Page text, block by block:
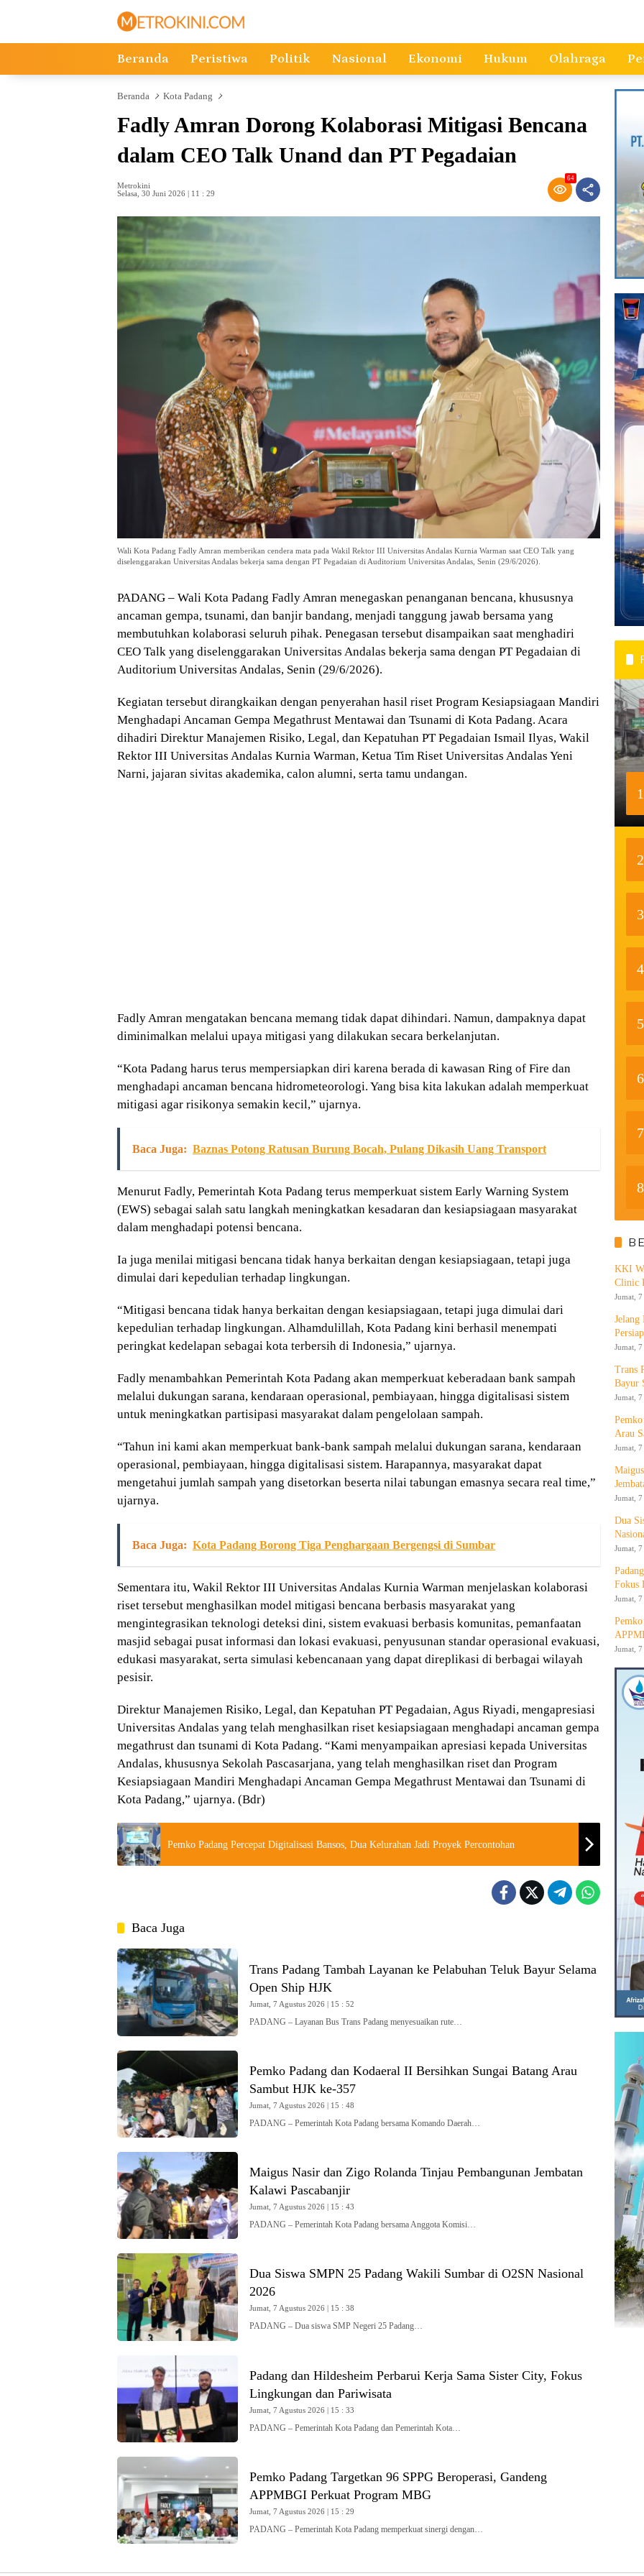
Beranda Peristiwa Politik Nasional Ekonomi Hukum Olahraga
Beranda Kota Padang
Fadly Amran Dorong Kolaborasi Mitigasi Bencana
dalam CEO Talk Unand dan PT Pegadaian
Metrokini
Selasa, 30 Juni 2026 | 11 : 29
64
Wali Kota Padang Fadly Amran memberikan cendera mata pada Wakil Rektor III Universitas Andalas Kurnia Warman saat CEO Talk yang
diselenggarakan Universitas Andalas bekerja sama dengan PT Pegadaian di Auditorium Universitas Andalas, Senin (29/6/2026).
PADANG – Wali Kota Padang Fadly Amran menegaskan penanganan bencana, khususnya
ancaman gempa, tsunami, dan banjir bandang, menjadi tanggung jawab bersama yang
membutuhkan kolaborasi seluruh pihak. Penegasan tersebut disampaikan saat menghadiri
CEO Talk yang diselenggarakan Universitas Andalas bekerja sama dengan PT Pegadaian di
Auditorium Universitas Andalas, Senin (29/6/2026).
Kegiatan tersebut dirangkaikan dengan penyerahan hasil riset Program Kesiapsiagaan Mandiri
Menghadapi Ancaman Gempa Megathrust Mentawai dan Tsunami di Kota Padang. Acara
dihadiri Direktur Manajemen Risiko, Legal, dan Kepatuhan PT Pegadaian Ismail Ilyas, Wakil
Rektor III Universitas Andalas Kurnia Warman, Ketua Tim Riset Universitas Andalas Yeni
Narni, jajaran sivitas akademika, calon alumni, serta tamu undangan.
Fadly Amran mengatakan bencana memang tidak dapat dihindari. Namun, dampaknya dapat
diminimalkan melalui upaya mitigasi yang dilakukan secara berkelanjutan.
“Kota Padang harus terus mempersiapkan diri karena berada di kawasan Ring of Fire dan
menghadapi ancaman bencana hidrometeorologi. Yang bisa kita lakukan adalah memperkuat
mitigasi agar risikonya semakin kecil,” ujarnya.
Baca Juga: Baznas Potong Ratusan Burung Bocah, Pulang Dikasih Uang Transport
Menurut Fadly, Pemerintah Kota Padang terus memperkuat sistem Early Warning System
(EWS) sebagai salah satu langkah meningkatkan kesadaran dan kesiapsiagaan masyarakat
dalam menghadapi potensi bencana.
Ia juga menilai mitigasi bencana tidak hanya berkaitan dengan kesiapsiagaan, tetapi juga
dimulai dari kepedulian terhadap lingkungan.
“Mitigasi bencana tidak hanya berkaitan dengan kesiapsiagaan, tetapi juga dimulai dari
kepedulian terhadap lingkungan. Alhamdulillah, Kota Padang kini berhasil menempati
peringkat kedelapan sebagai kota terbersih di Indonesia,” ujarnya.
Fadly menambahkan Pemerintah Kota Padang akan memperkuat keberadaan bank sampah
melalui dukungan sarana, kendaraan operasional, pembiayaan, hingga digitalisasi sistem
untuk meningkatkan partisipasi masyarakat dalam pengelolaan sampah.
“Tahun ini kami akan memperkuat bank-bank sampah melalui dukungan sarana, kendaraan
operasional, pembiayaan, hingga digitalisasi sistem. Harapannya, masyarakat dapat
mengetahui jumlah sampah yang disetorkan beserta nilai tabungan emasnya secara real time,”
ujarnya.
Baca Juga: Kota Padang Borong Tiga Penghargaan Bergengsi di Sumbar
Sementara itu, Wakil Rektor III Universitas Andalas Kurnia Warman menjelaskan kolaborasi
riset tersebut menghasilkan model mitigasi bencana berbasis masyarakat yang
mengintegrasikan teknologi deteksi dini, sistem evakuasi berbasis komunitas, pemanfaatan
masjid sebagai pusat informasi dan lokasi evakuasi, penyusunan standar operasional evakuasi,
edukasi masyarakat, serta simulasi kebencanaan yang dapat direplikasi di berbagai wilayah
pesisir.
Direktur Manajemen Risiko, Legal, dan Kepatuhan PT Pegadaian, Agus Riyadi, mengapresiasi
Universitas Andalas yang telah menghasilkan riset kesiapsiagaan menghadapi ancaman gempa
megathrust dan tsunami di Kota Padang. “Kami menyampaikan apresiasi kepada Universitas
Andalas, khususnya Sekolah Pascasarjana, yang telah menghasilkan riset dan Program
Kesiapsiagaan Mandiri Menghadapi Ancaman Gempa Megathrust Mentawai dan Tsunami di
Kota Padang,” ujarnya. (Bdr)
Pemko Padang Percepat Digitalisasi Bansos, Dua Kelurahan Jadi Proyek Percontohan
Baca Juga
Trans Padang Tambah Layanan ke Pelabuhan Teluk Bayur Selama
Open Ship HJK
Jumat, 7 Agustus 2026 | 15 : 52
PADANG – Layanan Bus Trans Padang menyesuaikan rute…
Pemko Padang dan Kodaeral II Bersihkan Sungai Batang Arau
Sambut HJK ke-357
Jumat, 7 Agustus 2026 | 15 : 48
PADANG – Pemerintah Kota Padang bersama Komando Daerah…
Maigus Nasir dan Zigo Rolanda Tinjau Pembangunan Jembatan
Kalawi Pascabanjir
Jumat, 7 Agustus 2026 | 15 : 43
PADANG – Pemerintah Kota Padang bersama Anggota Komisi…
Dua Siswa SMPN 25 Padang Wakili Sumbar di O2SN Nasional
2026
Jumat, 7 Agustus 2026 | 15 : 38
PADANG – Dua siswa SMP Negeri 25 Padang…
Padang dan Hildesheim Perbarui Kerja Sama Sister City, Fokus
Lingkungan dan Pariwisata
Jumat, 7 Agustus 2026 | 15 : 33
PADANG – Pemerintah Kota Padang dan Pemerintah Kota…
Pemko Padang Targetkan 96 SPPG Beroperasi, Gandeng
APPMBGI Perkuat Program MBG
Jumat, 7 Agustus 2026 | 15 : 29
PADANG – Pemerintah Kota Padang memperkuat sinergi dengan…
1
2
3
4
5
6
7
8
KKI
Clinic
Jumat,
Jelang
Jumat,
Trans
Bayur
Jumat,
Arau
Jumat,
Jumat,
Dua
Jumat,
Fokus
Jumat,
Jumat,